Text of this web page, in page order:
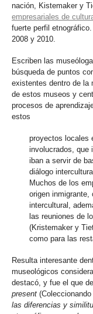
nación, Kistemaker y
empresariales de
fuerte perfil
2008 y 2010.
Escriben las
búsqueda de puntos
existentes dentro de la
de estos museos y
procesos de
estos
proyectos locales
involucrados, que
iban a servir de
diálogo
Muchos de los
origen
intercultural,
las reuniones de
(Kristemaker y
como para las
Resulta interesante
museológicos
destacó, y fue el que
present
las diferencias y